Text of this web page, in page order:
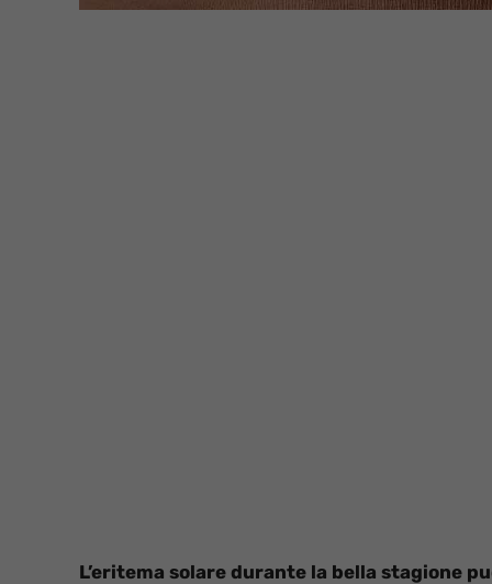
L’eritema solare durante la bella stagione